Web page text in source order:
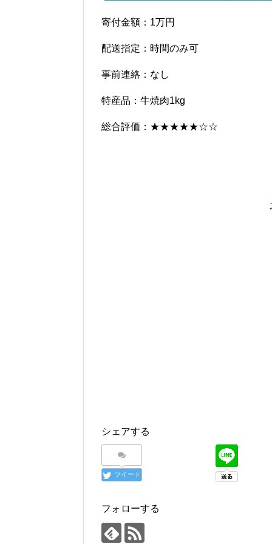
寄付金額：1万円
配送指定：時間のみ可
事前連絡：なし
特産品：牛焼肉1kg
総合評価：★★★★★☆☆
シェアする
ツイート
フォローする